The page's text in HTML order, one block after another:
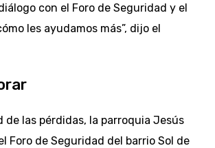
con el Foro de Seguridad y el
les ayudamos más”, dijo el
las pérdidas, la parroquia Jesús
Foro de Seguridad del barrio Sol de